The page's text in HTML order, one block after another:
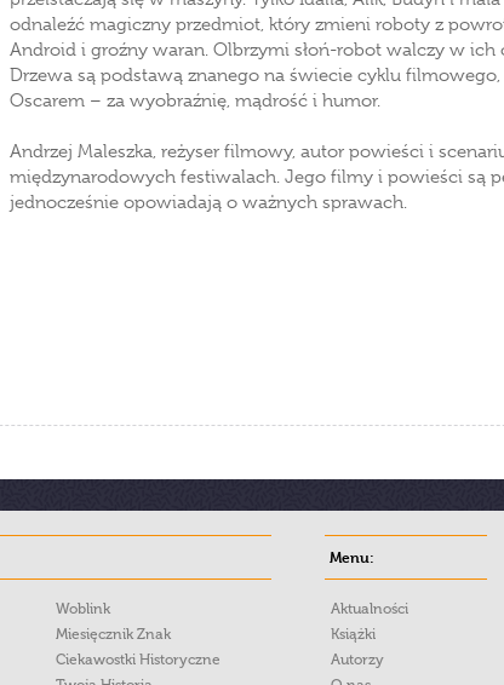
odnaleźć magiczny przedmiot, który zmieni roboty z
Android i groźny waran. Olbrzymi słoń-robot walczy w
Drzewa są podstawą znanego na świecie cyklu
Oscarem – za wyobraźnię, mądrość i humor.
Andrzej Maleszka, reżyser filmowy, autor powieści i
międzynarodowych festiwalach. Jego filmy i powieści są
jednocześnie opowiadają o ważnych sprawach.
Woblink
Miesięcznik Znak
Ciekawostki Historyczne
Menu:
Aktualności
Książki
Autorzy